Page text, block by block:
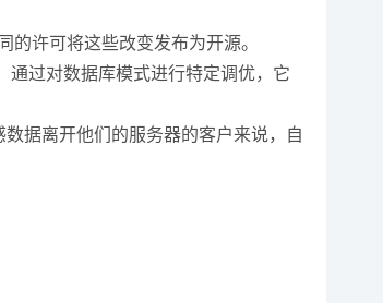
许可将这些改变发布为开源。
通过对数据库模式进行特定调优，它
据离开他们的服务器的客户来说，自